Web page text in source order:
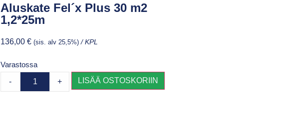
Aluskate Fel´x Plus 30 m2
1,2*25m
136,00 € (sis. alv 25,5%)/ KPL
Varastossa
- + LISÄÄ OSTOSKORIIN